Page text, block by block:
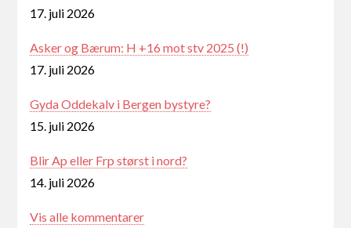
17. juli 2026
Asker og Bærum: H +16 mot stv 2025 (!)
17. juli 2026
Gyda Oddekalv i Bergen bystyre?
15. juli 2026
Blir Ap eller Frp størst i nord?
14. juli 2026
Vis alle kommentarer